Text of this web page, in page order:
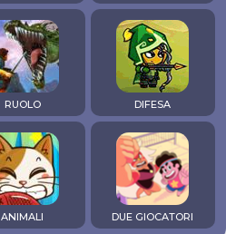
RUOLO DIFESA
ANIMALI DUE GIOCATORI